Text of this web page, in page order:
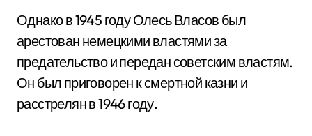
Однако в 1945 году Олесь Власов был
арестован немецкими властями за
предательство и передан советским властям.
Он был приговорен к смертной казни и
расстрелян в 1946 году.